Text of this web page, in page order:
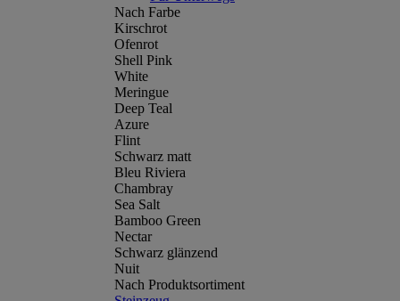
Nach Farbe
Kirschrot
Ofenrot
Shell Pink
White
Meringue
Deep Teal
Azure
Flint
Schwarz matt
Bleu Riviera
Chambray
Sea Salt
Bamboo Green
Nectar
Schwarz glänzend
Nuit
Nach Produktsortiment